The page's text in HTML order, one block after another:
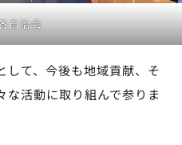
自治会
て、今後も地域貢献、そ
な活動に取り組んで参りま